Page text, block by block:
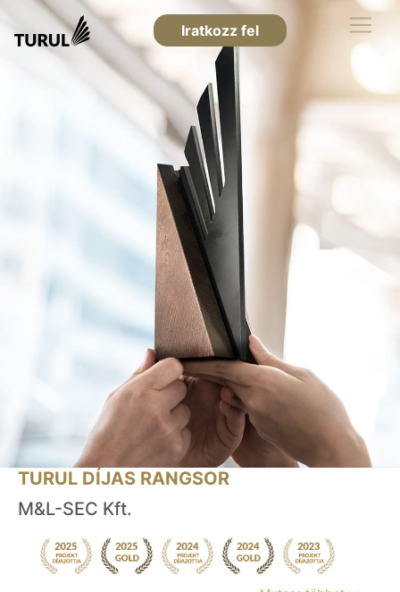
Iratkozz fel
TURUL DÍJAS RANGSOR
M&L-SEC Kft.